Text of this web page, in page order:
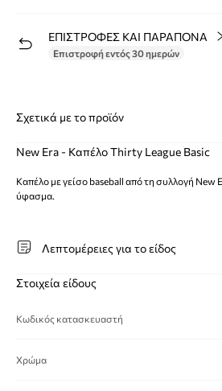
ΕΠΙΣΤΡΟΦΕΣ ΚΑΙ ΠΑΡΑΠΟΝΑ
Επιστροφή εντός 30 ημερών
Σχετικά με το προϊόν
New Era - Καπέλο Thirty League Basic
Καπέλο με γείσο baseball από τη συλλογή New
ύφασμα.
Λεπτομέρειες για το είδος
Στοιχεία είδους
Κωδικός κατασκευαστή
Χρώμα